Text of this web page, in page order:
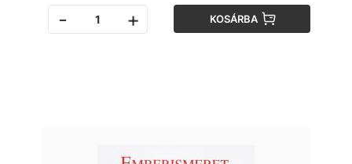
- + KOSÁRBA